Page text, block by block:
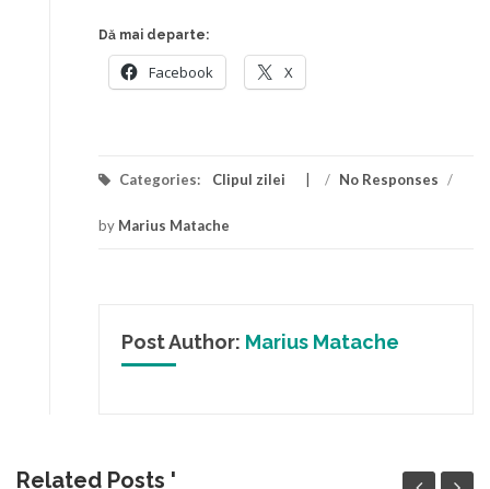
Dă mai departe:
Facebook X
Categories: Clipul zilei / No Responses /
by Marius Matache
Post Author: Marius Matache
Related Posts '